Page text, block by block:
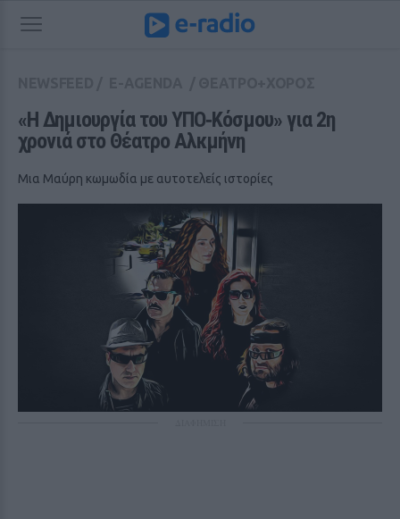
«Η Δημιουργία του ΥΠΟ‑Κόσμου» για 2η
χρονιά στο Θέατρο Αλκμήνη
Μια Μαύρη κωμωδία με αυτοτελείς ιστορίες